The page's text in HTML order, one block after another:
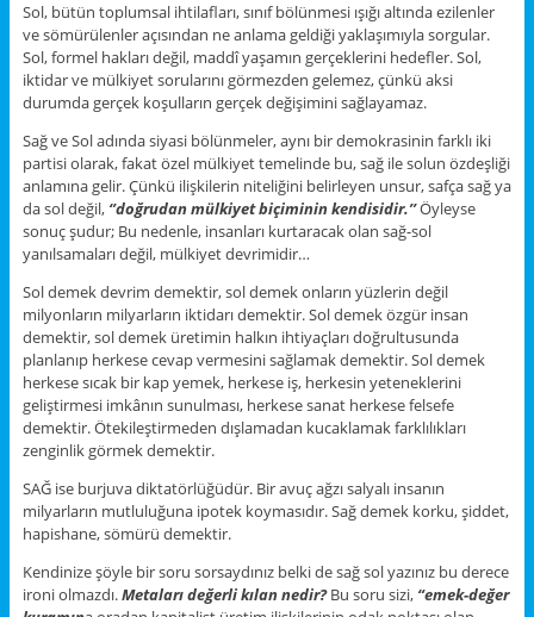
Sol, bütün toplumsal ihtilafları, sınıf bölünmesi ışığı altında ezilenler
ve sömürülenler açısından ne anlama geldiği yaklaşımıyla sorgular.
Sol, formel hakları değil, maddî yaşamın gerçeklerini hedefler. Sol,
iktidar ve mülkiyet sorularını görmezden gelemez, çünkü aksi
durumda gerçek koşulların gerçek değişimini sağlayamaz.
Sağ ve Sol adında siyasi bölünmeler, aynı bir demokrasinin farklı iki
partisi olarak, fakat özel mülkiyet temelinde bu, sağ ile solun özdeşliği
anlamına gelir. Çünkü ilişkilerin niteliğini belirleyen unsur, safça sağ ya
da sol değil, ‘’doğrudan mülkiyet biçiminin kendisidir.’’Öyleyse
sonuç şudur; Bu nedenle, insanları kurtaracak olan sağ-sol
yanılsamaları değil, mülkiyet devrimidir…
Sol demek devrim demektir, sol demek onların yüzlerin değil
milyonların milyarların iktidarı demektir. Sol demek özgür insan
demektir, sol demek üretimin halkın ihtiyaçları doğrultusunda
planlanıp herkese cevap vermesini sağlamak demektir. Sol demek
herkese sıcak bir kap yemek, herkese iş, herkesin yeteneklerini
geliştirmesi imkânın sunulması, herkese sanat herkese felsefe
demektir. Ötekileştirmeden dışlamadan kucaklamak farklılıkları
zenginlik görmek demektir.
SAĞ ise burjuva diktatörlüğüdür. Bir avuç ağzı salyalı insanın
milyarların mutluluğuna ipotek koymasıdır. Sağ demek korku, şiddet,
hapishane, sömürü demektir.
Kendinize şöyle bir soru sorsaydınız belki de sağ sol yazınız bu derece
ironi olmazdı.Metaları değerli kılan nedir?Bu soru sizi, “emek-değer